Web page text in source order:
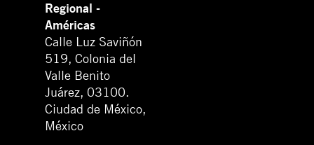
Regional -
Américas
Calle Luz Saviñón
519, Colonia del
Valle Benito
Juárez, 03100.
Ciudad de México,
México